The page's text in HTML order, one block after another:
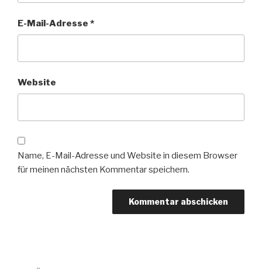
E-Mail-Adresse *
Website
Name, E-Mail-Adresse und Website in diesem Browser
für meinen nächsten Kommentar speichern.
Beitragsnavigation